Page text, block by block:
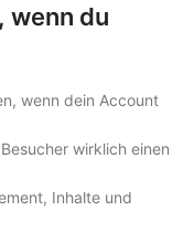
wenn du
wenn dein Account
wirklich einen
Inhalte und